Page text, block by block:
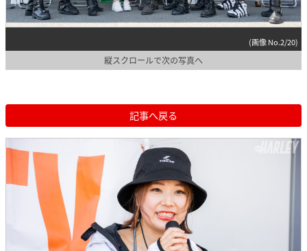
(画像 No.2/20)
縦スクロールで次の写真へ
記事へ戻る